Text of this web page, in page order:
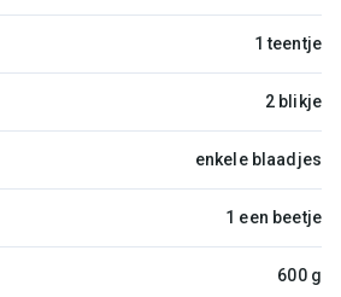
1 teentje
2 blikje
enkele blaadjes
1 een beetje
600 g